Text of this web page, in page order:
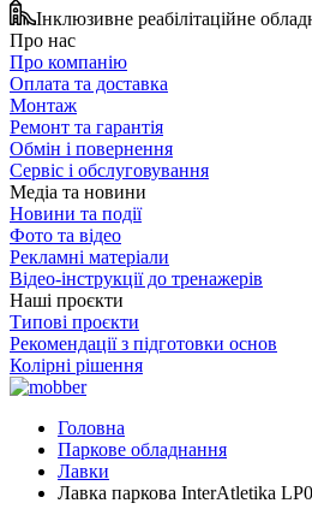
Інклюзивне реабілітаційне
Про нас
Про компанію
Оплата та доставка
Монтаж
Ремонт та гарантія
Обмін і повернення
Сервіс і обслуговування
Медіа та новини
Новини та події
Фото та відео
Рекламні матеріали
Відео-інструкції до тренажерів
Наші проєкти
Типові проєкти
Рекомендації з підготовки основ
Колірні рішення
Головна
Паркове обладнання
Лавки
Лавка паркова InterAtletika